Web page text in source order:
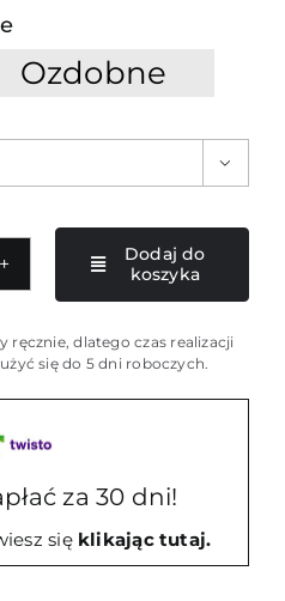
Ozdobne

Dodaj do
koszyka
ręcznie, dlatego czas realizacji
się do 5 dni roboczych.
za 30 dni!
się klikając tutaj.